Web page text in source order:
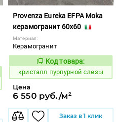
Provenza Eureka EFPA Moka
керамогранит 60x60
Материал:
Керамогранит
821971
Код товара:
кристалл пурпурной слезы
Цена
6 550 руб./м²
Заказ в 1 клик